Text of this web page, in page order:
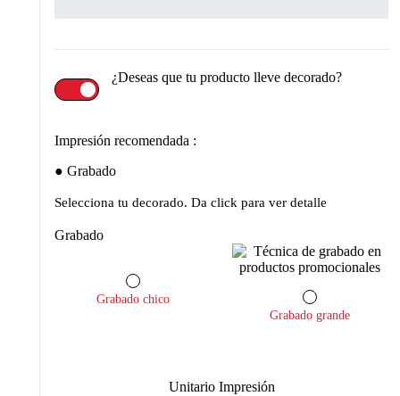
¿Deseas que tu producto lleve decorado?
Impresión recomendada :
Grabado
Selecciona tu decorado. Da click para ver detalle
Grabado
Grabado chico
Grabado grande
Unitario Impresión